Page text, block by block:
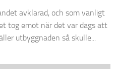
avklarad, och som vanligt
tog emot när det var dags att
utbyggnaden så skulle...